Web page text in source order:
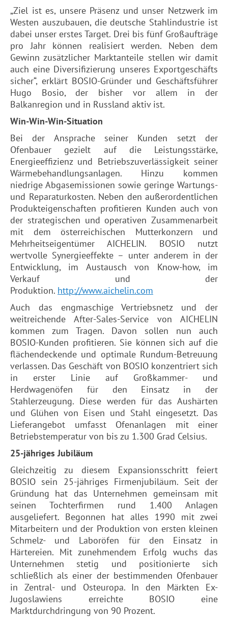
„Ziel ist es, unsere Präsenz und unser Netzwerk im
Westen auszubauen, die deutsche Stahlindustrie ist
dabei unser erstes Target. Drei bis fünf Großaufträge
pro Jahr können realisiert werden. Neben dem
Gewinn zusätzlicher Marktanteile stellen wir damit
auch eine Diversifizierung unseres Exportgeschäfts
sicher“, erklärt BOSIO-Gründer und Geschäftsführer
Hugo Bosio, der bisher vor allem in der
Balkanregion und in Russland aktiv ist.
Win-Win-Win-Situation
Bei der Ansprache seiner Kunden setzt der
Ofenbauer gezielt auf die Leistungsstärke,
Energieeffizienz und Betriebszuverlässigkeit seiner
Wärmebehandlungsanlagen. Hinzu kommen
niedrige Abgasemissionen sowie geringe Wartungs-
und Reparaturkosten. Neben den außerordentlichen
Produkteigenschaften profitieren Kunden auch von
der strategischen und operativen Zusammenarbeit
mit dem österreichischen Mutterkonzern und
Mehrheitseigentümer AICHELIN. BOSIO nutzt
wertvolle Synergieeffekte – unter anderem in der
Entwicklung, im Austausch von Know-how, im
Verkauf und der
Produktion. http://www.aichelin.com
Auch das engmaschige Vertriebsnetz und der
weitreichende After-Sales-Service von AICHELIN
kommen zum Tragen. Davon sollen nun auch
BOSIO-Kunden profitieren. Sie können sich auf die
flächendeckende und optimale Rundum-Betreuung
verlassen. Das Geschäft von BOSIO konzentriert sich
in erster Linie auf Großkammer- und
Herdwagenöfen für den Einsatz in der
Stahlerzeugung. Diese werden für das Aushärten
und Glühen von Eisen und Stahl eingesetzt. Das
Lieferangebot umfasst Ofenanlagen mit einer
Betriebstemperatur von bis zu 1.300 Grad Celsius.
25-jähriges Jubiläum
Gleichzeitig zu diesem Expansionsschritt feiert
BOSIO sein 25-jähriges Firmenjubiläum. Seit der
Gründung hat das Unternehmen gemeinsam mit
seinen Tochterfirmen rund 1.400 Anlagen
ausgeliefert. Begonnen hat alles 1990 mit zwei
Mitarbeitern und der Produktion von ersten kleinen
Schmelz- und Laboröfen für den Einsatz in
Härtereien. Mit zunehmendem Erfolg wuchs das
Unternehmen stetig und positionierte sich
schließlich als einer der bestimmenden Ofenbauer
in Zentral- und Osteuropa. In den Märkten Ex-
Jugoslawiens erreichte BOSIO eine
Marktdurchdringung von 90 Prozent.